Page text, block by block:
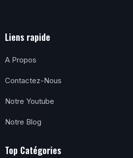
Liens rapide
A Propos
Contactez-Nous
Notre Youtube
Notre Blog
Top Catégories